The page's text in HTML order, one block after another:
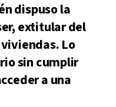
dispuso la
extitular del
Lo
sin cumplir
a una